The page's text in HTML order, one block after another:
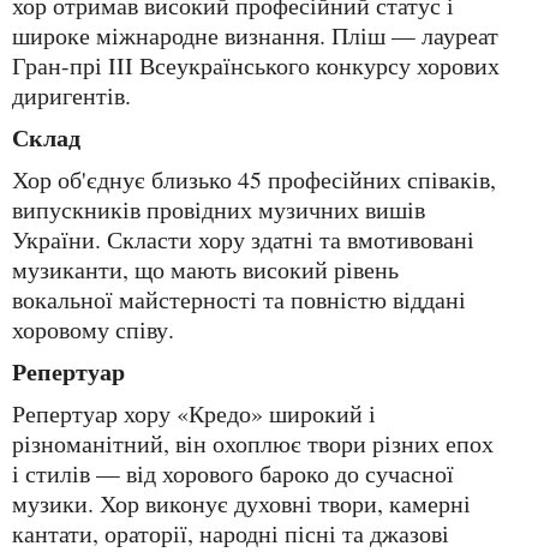
широке міжнародне визнання. Пліш — лауреат
Гран-прі III Всеукраїнського конкурсу хорових
диригентів.
Склад
Хор об'єднує близько 45 професійних співаків,
випускників провідних музичних вишів
України. Скласти хору здатні та вмотивовані
музиканти, що мають високий рівень
вокальної майстерності та повністю віддані
хоровому співу.
Репертуар
Репертуар хору «Кредо» широкий і
різноманітний, він охоплює твори різних епох
і стилів — від хорового бароко до сучасної
музики. Хор виконує духовні твори, камерні
кантати, ораторії, народні пісні та джазові